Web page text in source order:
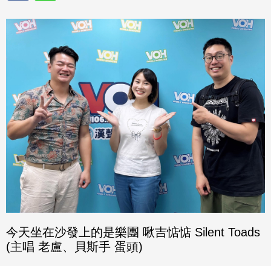
分享
eBo
ok
分享
至
Line
今天坐在沙發上的是樂團 啾吉惦惦 Silent Toads
(主唱 老盧、貝斯手 蛋頭)